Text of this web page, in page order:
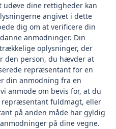
udøve dine rettigheder kan
angivet i dette
dig om at verificere din
anmodninger. Din
oplysninger, der
den person, du hævder at
repræsentant for en
din anmodning fra en
anmode om bevis for, at du
repræsentant fuldmagt, eller
på anden måde har gyldig
på dine vegne.